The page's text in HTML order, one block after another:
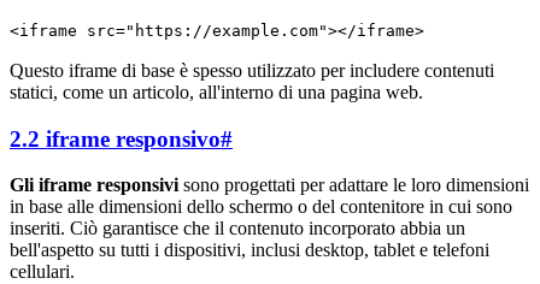
<iframe src="https://example.com"></iframe>
Questo iframe di base è spesso utilizzato per includere contenuti
statici, come un articolo, all'interno di una pagina web.
2.2 iframe responsivo#
Gli iframe responsivi sono progettati per adattare le loro dimensioni
in base alle dimensioni dello schermo o del contenitore in cui sono
inseriti. Ciò garantisce che il contenuto incorporato abbia un
bell'aspetto su tutti i dispositivi, inclusi desktop, tablet e telefoni
cellulari.